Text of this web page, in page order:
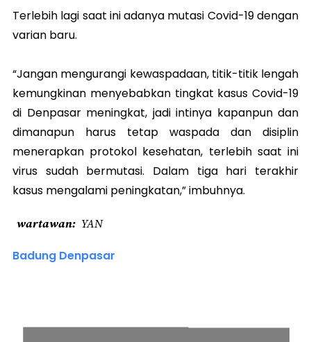
Terlebih lagi saat ini adanya mutasi Covid-19 dengan
varian baru.
“Jangan mengurangi kewaspadaan, titik-titik lengah
kemungkinan menyebabkan tingkat kasus Covid-19
di Denpasar meningkat, jadi intinya kapanpun dan
dimanapun harus tetap waspada dan disiplin
menerapkan protokol kesehatan, terlebih saat ini
virus sudah bermutasi. Dalam tiga hari terakhir
kasus mengalami peningkatan,” imbuhnya.
wartawan YAN
Badung Denpasar